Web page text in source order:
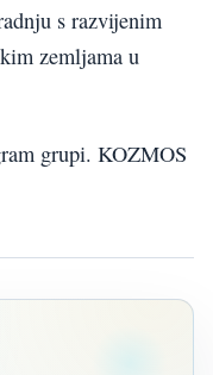
s razvijenim
zemljama u
grupi. KOZMOS